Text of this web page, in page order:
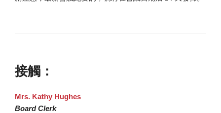
接觸：
Mrs. Kathy Hughes
Board Clerk